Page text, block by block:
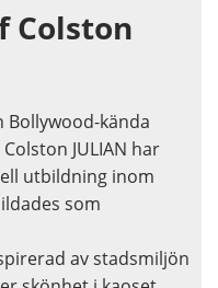
Colston
Bollywood-kända
JULIAN har
utbildning inom
som
av stadsmiljön